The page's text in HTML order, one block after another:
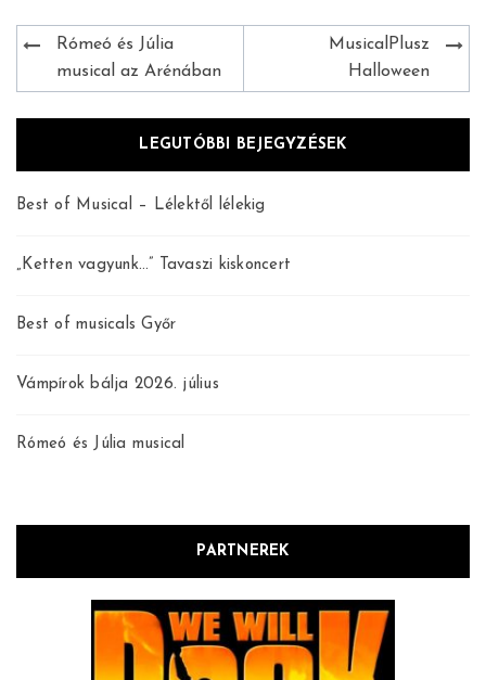
Bejegyzés
navigáció
Rómeó és Júlia
musical az Arénában
MusicalPlusz
Halloween
LEGUTÓBBI BEJEGYZÉSEK
Best of Musical – Lélektől lélekig
„Ketten vagyunk…” Tavaszi kiskoncert
Best of musicals Győr
Vámpírok bálja 2026. július
Rómeó és Júlia musical
PARTNEREK